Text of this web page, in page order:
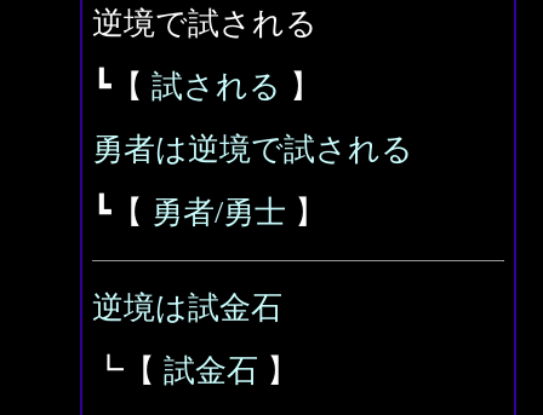
逆境で試される
┗【 試される 】
勇者は逆境で試される
┗【 勇者/勇士 】
逆境は試金石
┗【 試金石 】